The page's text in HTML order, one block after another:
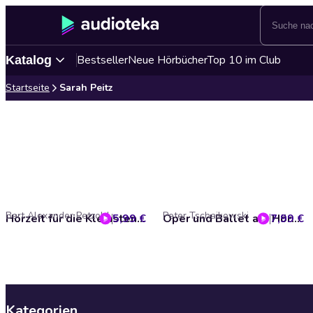
Katalog BestsellerNeue HörbücherTop 10 im Club
Startseite Sarah Peitz
Hörzeit für die Kleinsten - Ein Winterabenteuer mit Musik, Folge 2: Der Nussknacker (ungekürzt)
Bert Alexander Petzold 5,99 € Oper und Ballet als Hörspiel mit Musik, Folge 3: Der Nussknacker (ungekürzt)
Peter Tschaikowski 7,99 €